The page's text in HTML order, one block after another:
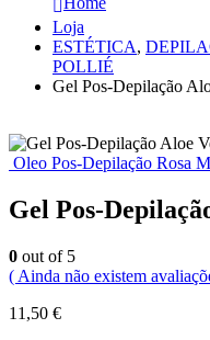
Loja
ESTÉTICA,
POLLIÉ
Gel Pos-Depilação
Oleo Pos-Depilação Rosa
Gel Pos-
0 out of 5
( Ainda não existem
11,50 €